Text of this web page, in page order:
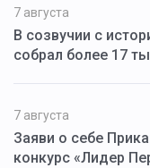
7 августа
В созвучии с
собрал более 17
7 августа
Заяви о себе
конкурс «Лидер